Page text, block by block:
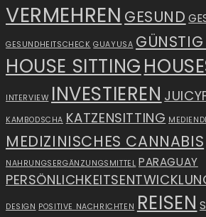
VERMEHREN GESUND
GESUNDHEITSCHECK GUAYUSA GÜNSTIG
HOUSE SITTING
INTERVIEW INVESTIEREN
KAMBODSCHA KATZENSITTING
MEDIZINISCHES CANNABIS
NAHRUNGSERGÄNZUNGSMITTEL PARAGUAY
DESIGN POSITIVE NACHRICHTEN REISEN